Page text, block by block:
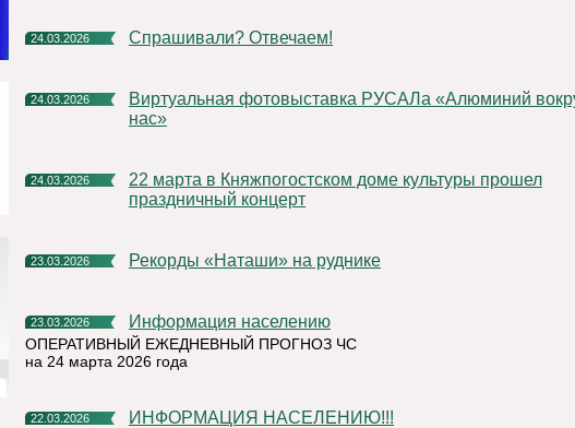
24.03.2026 Спрашивали? Отвечаем!
24.03.2026
Виртуальная фотовыставка РУСАЛа «Алюминий вокруг
нас»
24.03.2026
22 марта в Княжпогостском доме культуры прошел
праздничный концерт
23.03.2026 Рекорды «Наташи» на руднике
23.03.2026 Информация населению
ОПЕРАТИВНЫЙ ЕЖЕДНЕВНЫЙ ПРОГНОЗ ЧС
на 24 марта 2026 года
22.03.2026 ИНФОРМАЦИЯ НАСЕЛЕНИЮ!!!